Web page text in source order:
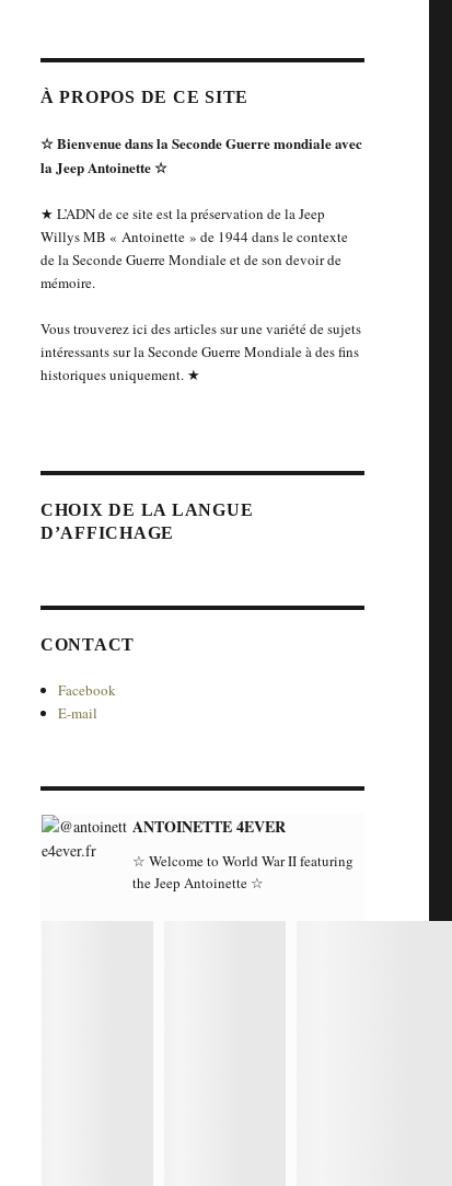
À PROPOS DE CE SITE
☆ Bienvenue dans la Seconde Guerre mondiale avec
la Jeep Antoinette ☆
★ L’ADN de ce site est la préservation de la Jeep
Willys MB « Antoinette » de 1944 dans le contexte
de la Seconde Guerre Mondiale et de son devoir de
mémoire.
Vous trouverez ici des articles sur une variété de sujets
intéressants sur la Seconde Guerre Mondiale à des fins
historiques uniquement. ★
CHOIX DE LA LANGUE
D’AFFICHAGE
CONTACT
Facebook
E-mail
ANTOINETTE 4EVER
☆ Welcome to World War II featuring
the Jeep Antoinette ☆